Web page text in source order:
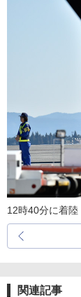
12時40分に着陸
関連記事